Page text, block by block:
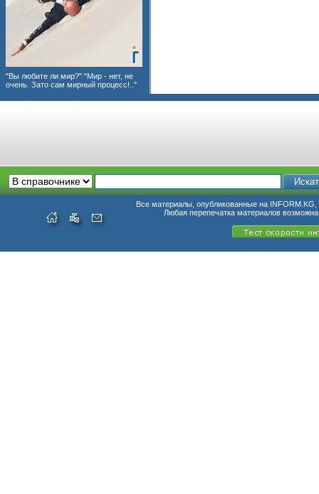
"Вы любите ли мир?" "Мир - нет, не
очень. Зато сам мирный процесс!.."
Все материалы, опубликованные на INFORM.KG,
Любая перепечатка материалов